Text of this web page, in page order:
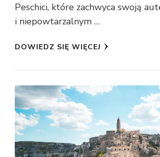
Peschici, które zachwyca swoją
i niepowtarzalnym …
DOWIEDZ SIĘ WIĘCEJ